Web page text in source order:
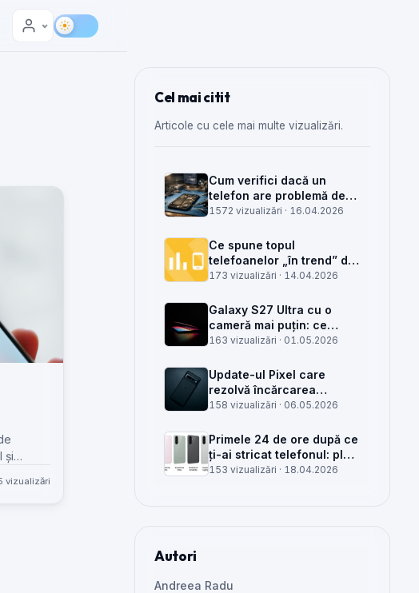
și
vizualizări
Cel mai citit
Articole cu cele mai multe vizualizări.
Cum verifici dacă un
telefon are problemă de
semnal din antenă, din
rețea
1572 vizualizări · 16.04.2026
Ce spune topul
telefoanelor „în trend” din
săptămâna 15 despre
173 vizualizări · 14.04.2026
Galaxy S27 Ultra cu o
cameră mai puțin: ce
înseamnă pentru service,
163 vizualizări · 01.05.2026
Update-ul Pixel care
rezolvă încărcarea
wireless și glitch-uri de
158 vizualizări · 06.05.2026
Primele 24 de ore după ce
ți-ai stricat telefonul: plan
clar, greșeli de evitat și
153 vizualizări · 18.04.2026
Autori
Andreea Radu